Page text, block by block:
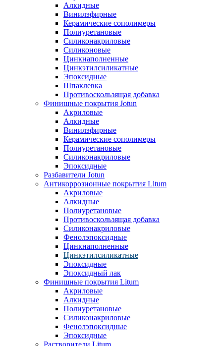
Алкидные
Винилэфирные
Керамические сополимеры
Полиуретановые
Силиконакриловые
Силиконовые
Цинкнаполненные
Цинкэтилсиликатные
Эпоксидные
Шпаклевка
Противоскользящая добавка
Финишные покрытия Jotun
Акриловые
Алкидные
Винилэфирные
Керамические сополимеры
Полиуретановые
Силиконакриловые
Эпоксидные
Разбавители Jotun
Антикоррозионные покрытия Litum
Акриловые
Алкидные
Полиуретановые
Противоскользящая добавка
Силиконакриловые
Фенолэпоксидные
Цинкнаполненные
Цинкэтилсиликатные
Эпоксидные
Эпоксидный лак
Финишные покрытия Litum
Акриловые
Алкидные
Полиуретановые
Силиконакриловые
Фенолэпоксидные
Эпоксидные
Растворители Litum